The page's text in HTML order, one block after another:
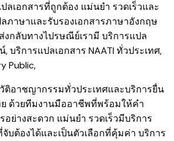
ลเอกสารที่ถูกต้อง แม่นยำ รวดเร็วและ
ภาษาและรับรองเอกสารภาษาอังกฤษ
กลับทางไปรษณีย์เรามี บริการแปล
,บริการแปลเอกสาร NAATI ​ทั่วประเทศ,
Public,
ติอาชญากรรม​ทั่วประเทศและบริการยื่น
ด้วยทีมงานมืออาชีพที่พร้อมให้คำ
ย่างสะดวก แม่นยำ รวดเร็วมีบริการ
บต้องได้และเป็นตัวเลือกที่คุ้มค่า บริการ